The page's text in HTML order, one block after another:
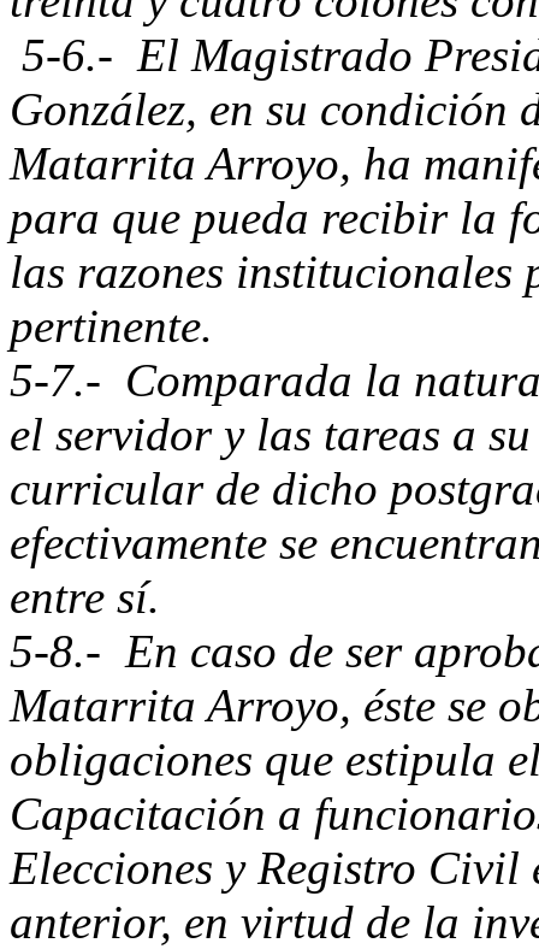
5-6.- El Magistrado
González, en su
Matarrita Arroyo, ha
para que pueda recibir la
las razones institucionales
pertinente.
5-7.- Comparada la
el servidor y las tareas a
curricular de dicho
efectivamente se
entre sí.
5-8.- En caso de ser
Matarrita Arroyo, éste se
obligaciones que estipula
Capacitación a
Elecciones y Registro
anterior, en virtud de la